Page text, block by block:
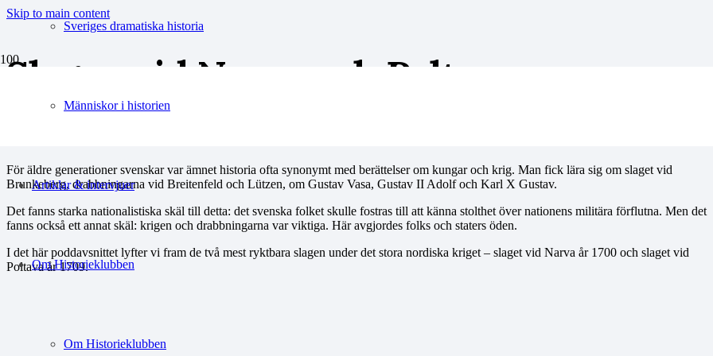
Skip to main content
Sveriges dramatiska historia
Människor i historien
Artiklar & intervjuer
Om Historieklubben
Om Historieklubben
Slagen vid Narva och Poltava
För äldre generationer svenskar var ämnet historia ofta synonymt med berättelser om kungar och krig. Man fick lära sig om slaget vid
Brunkeberg, drabbningarna vid Breitenfeld och Lützen, om Gustav Vasa, Gustav II Adolf och Karl X Gustav.
Det fanns starka nationalistiska skäl till detta: det svenska folket skulle fostras till att känna stolthet över nationens militära förflutna. Men det
fanns också ett annat skäl: krigen och drabbningarna var viktiga. Här avgjordes folks och staters öden.
I det här poddavsnittet lyfter vi fram de två mest ryktbara slagen under det stora nordiska kriget – slaget vid Narva år 1700 och slaget vid
Poltava år 1709.